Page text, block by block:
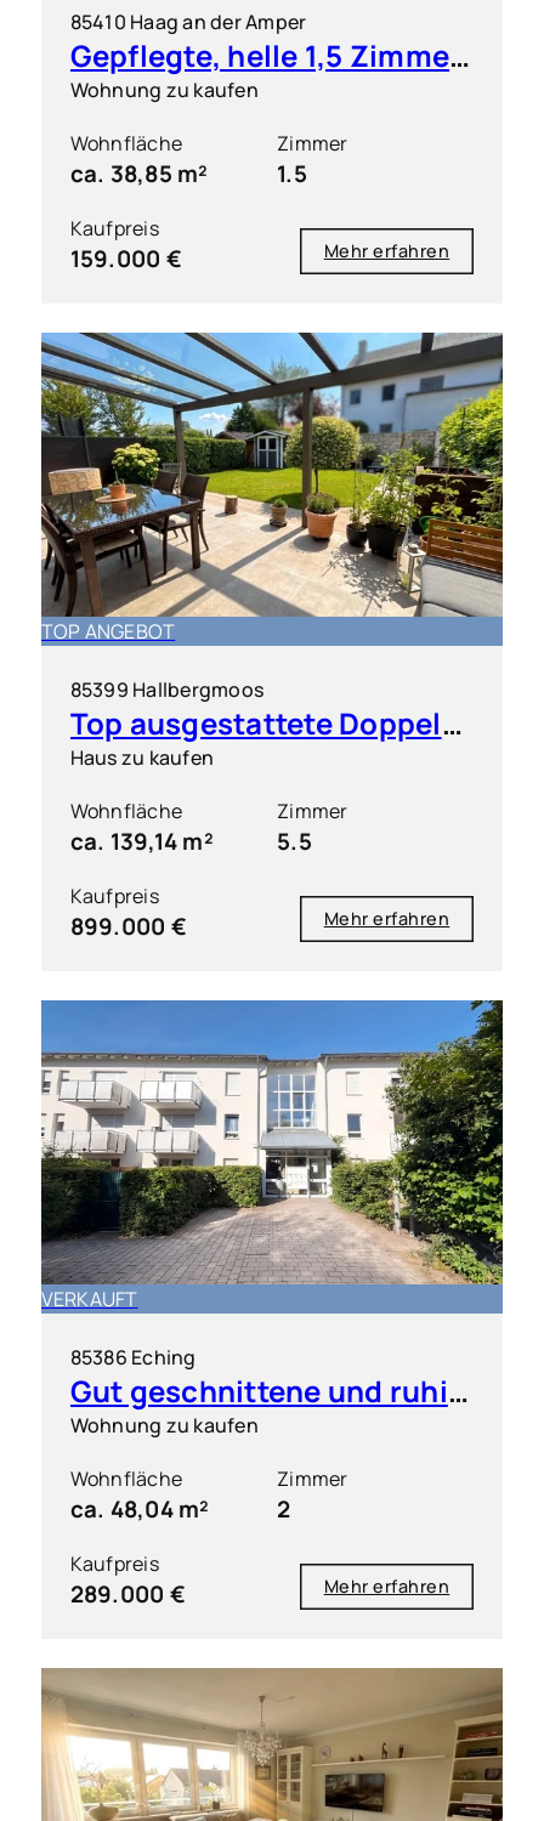
85410 Haag an der Amper
Gepflegte, helle 1,5 Zimmer-Wohnung mit S/O-Balkon
Wohnung zu kaufen
Wohnfläche
ca. 38,85 m²
Zimmer
1.5
Kaufpreis
159.000 € Mehr erfahren
TOP ANGEBOT
85399 Hallbergmoos
Top ausgestattete Doppelhaushälfte in sehr guter Lage
Haus zu kaufen
Wohnfläche
ca. 139,14 m²
Zimmer
5.5
Kaufpreis
899.000 € Mehr erfahren
VERKAUFT
85386 Eching
Gut geschnittene und ruhig gelegene 2 Zimmer-Wohnung mit S/O-Balkon
Wohnung zu kaufen
Wohnfläche
ca. 48,04 m²
Zimmer
2
Kaufpreis
289.000 € Mehr erfahren